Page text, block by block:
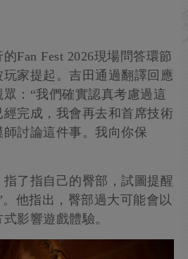
Fan Fest 2026現場問答環節
家提起。吉田通過翻譯回應
：“我們確實認真考慮過這
完成，我會再去和首席技術
討論這件事。我向你保
了指自己的臀部，試圖提醒
他指出，臀部過大可能會以
影響遊戲體驗。